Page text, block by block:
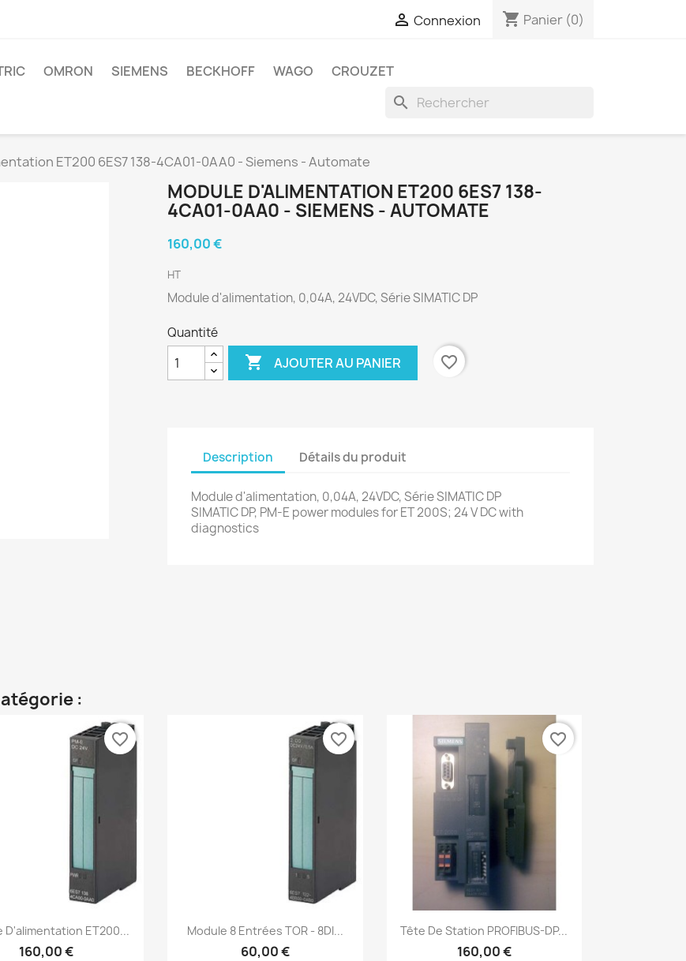
 Connexion shopping_cart Panier (0)
OMRON SIEMENS BECKHOFF WAGO CROUZET
search
ET200 6ES7 138-4CA01-0AA0 - Siemens - Automate
MODULE D'ALIMENTATION ET200 6ES7 138-
4CA01-0AA0 - SIEMENS - AUTOMATE
160,00 €
HT
Module d'alimentation, 0,04A, 24VDC, Série SIMATIC DP
Quantité
 AJOUTER AU PANIER favorite_border
Description Détails du produit
Module d'alimentation, 0,04A, 24VDC, Série SIMATIC DP
SIMATIC DP, PM-E power modules for ET 200S; 24 V DC with
diagnostics
:
Aperçu rapide
D'alimentation ET200...
160,00 €
favorite_border
 Aperçu rapide
Module 8 Entrées TOR - 8DI...
60,00 €
favorite_border
Aperçu rapide
Tête De Station PROFIBUS-DP...
160,00 €
favorite_border